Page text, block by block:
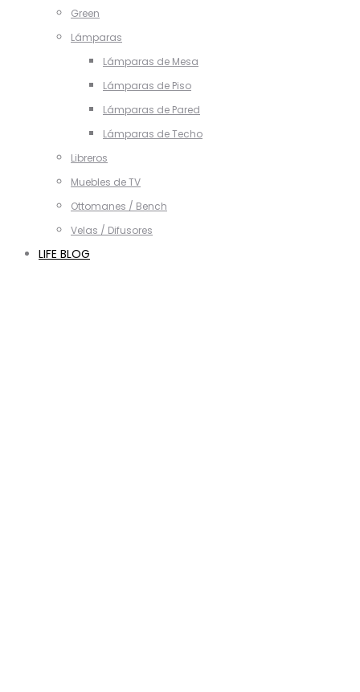
Green
Lámparas
Lámparas de Mesa
Lámparas de Piso
Lámparas de Pared
Lámparas de Techo
Libreros
Muebles de TV
Ottomanes / Bench
Velas / Difusores
LIFE BLOG